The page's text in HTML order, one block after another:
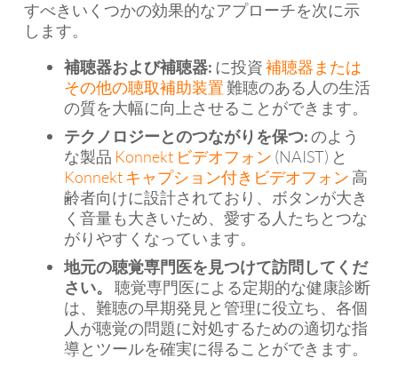
すべきいくつかの効果的なアプローチを次に示
します。
補聴器および補聴器: に投資補聴器または
その他の聴取補助装置難聴のある人の生活
の質を大幅に向上させることができます。
テクノロジーとのつながりを保つ:のよう
な製品 Konnekt ビデオフォン (NAIST) と
Konnekt キャプション付きビデオフォン 高
齢者向けに設計されており、ボタンが大き
く音量も大きいため、愛する人たちとつな
がりやすくなっています。
地元の聴覚専門医を見つけて訪問してくだ
さい。
聴覚専門医による定期的な健康診断
は、難聴の早期発見と管理に役立ち、各個
人が聴覚の問題に対処するための適切な指
導とツールを確実に得ることができます。